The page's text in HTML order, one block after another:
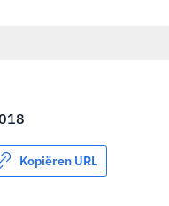
Kopiëren URL